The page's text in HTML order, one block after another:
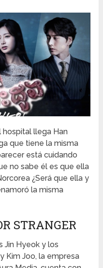
hospital llega Han
que tiene la misma
está cuidando
no sabe él es que ella
¿Será que ella y
la misma
STRANGER
Jin Hyeok y los
Kim Joo, la empresa